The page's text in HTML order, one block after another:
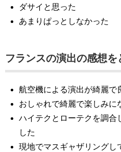
ダサイと思った
あまりぱっとしなかった
フランスの演出の感想を
航空機による演出が綺麗で
おしゃれで綺麗で楽しみに
ハイテクとローテクを調合
した
現地でマスギャザリングし